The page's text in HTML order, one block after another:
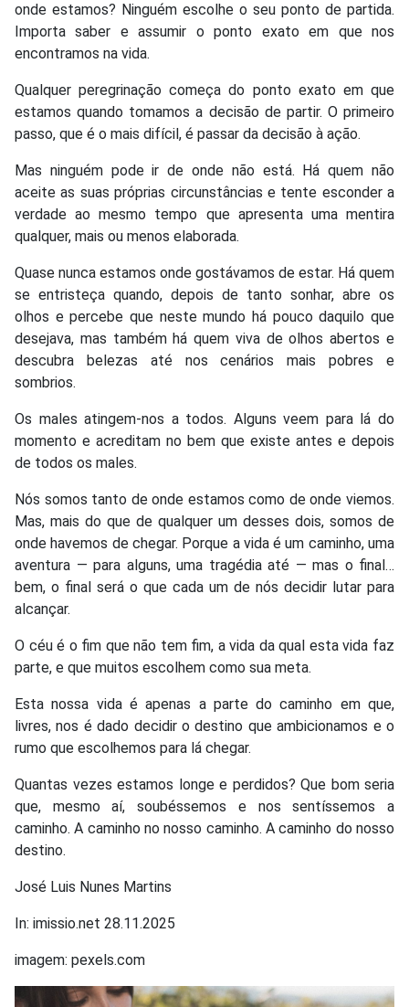
onde estamos? Ninguém escolhe o seu ponto de partida.
Importa saber e assumir o ponto exato em que nos
encontramos na vida.
Qualquer peregrinação começa do ponto exato em que
estamos quando tomamos a decisão de partir. O primeiro
passo, que é o mais difícil, é passar da decisão à ação.
Mas ninguém pode ir de onde não está. Há quem não
aceite as suas próprias circunstâncias e tente esconder a
verdade ao mesmo tempo que apresenta uma mentira
qualquer, mais ou menos elaborada.
Quase nunca estamos onde gostávamos de estar. Há quem
se entristeça quando, depois de tanto sonhar, abre os
olhos e percebe que neste mundo há pouco daquilo que
desejava, mas também há quem viva de olhos abertos e
descubra belezas até nos cenários mais pobres e
sombrios.
Os males atingem-nos a todos. Alguns veem para lá do
momento e acreditam no bem que existe antes e depois
de todos os males.
Nós somos tanto de onde estamos como de onde viemos.
Mas, mais do que de qualquer um desses dois, somos de
onde havemos de chegar. Porque a vida é um caminho, uma
aventura — para alguns, uma tragédia até — mas o final…
bem, o final será o que cada um de nós decidir lutar para
alcançar.
O céu é o fim que não tem fim, a vida da qual esta vida faz
parte, e que muitos escolhem como sua meta.
Esta nossa vida é apenas a parte do caminho em que,
livres, nos é dado decidir o destino que ambicionamos e o
rumo que escolhemos para lá chegar.
Quantas vezes estamos longe e perdidos? Que bom seria
que, mesmo aí, soubéssemos e nos sentíssemos a
caminho. A caminho no nosso caminho. A caminho do nosso
destino.
José Luis Nunes Martins
In: imissio.net 28.11.2025
imagem: pexels.com